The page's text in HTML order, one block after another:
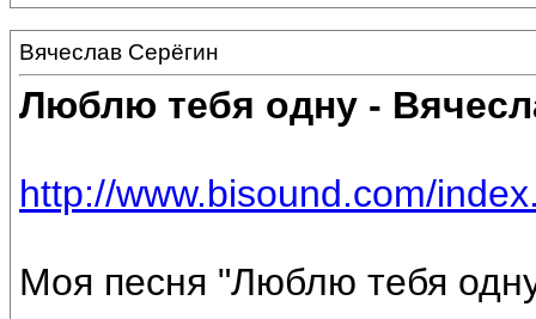
Вячеслав Серёгин
Люблю тебя одну -
http://www.bisound.com/
Моя песня "Люблю тебя